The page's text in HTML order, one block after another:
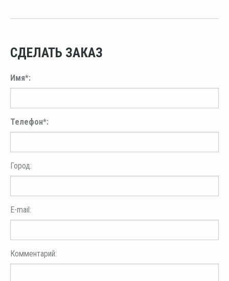
СДЕЛАТЬ ЗАКАЗ
Имя*:
Телефон*:
Город:
E-mail:
Комментарий: